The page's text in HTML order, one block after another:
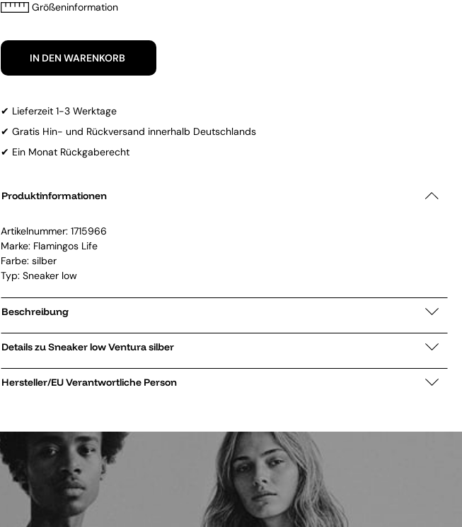
Größeninformation
IN DEN WARENKORB
✔ Lieferzeit 1-3 Werktage
✔ Gratis Hin- und Rückversand innerhalb Deutschlands
✔ Ein Monat Rückgaberecht
Produktinformationen
Artikelnummer: 1715966
Marke: Flamingos Life
Farbe: silber
Typ: Sneaker low
Beschreibung
Details zu Sneaker low Ventura silber
Hersteller/EU Verantwortliche Person